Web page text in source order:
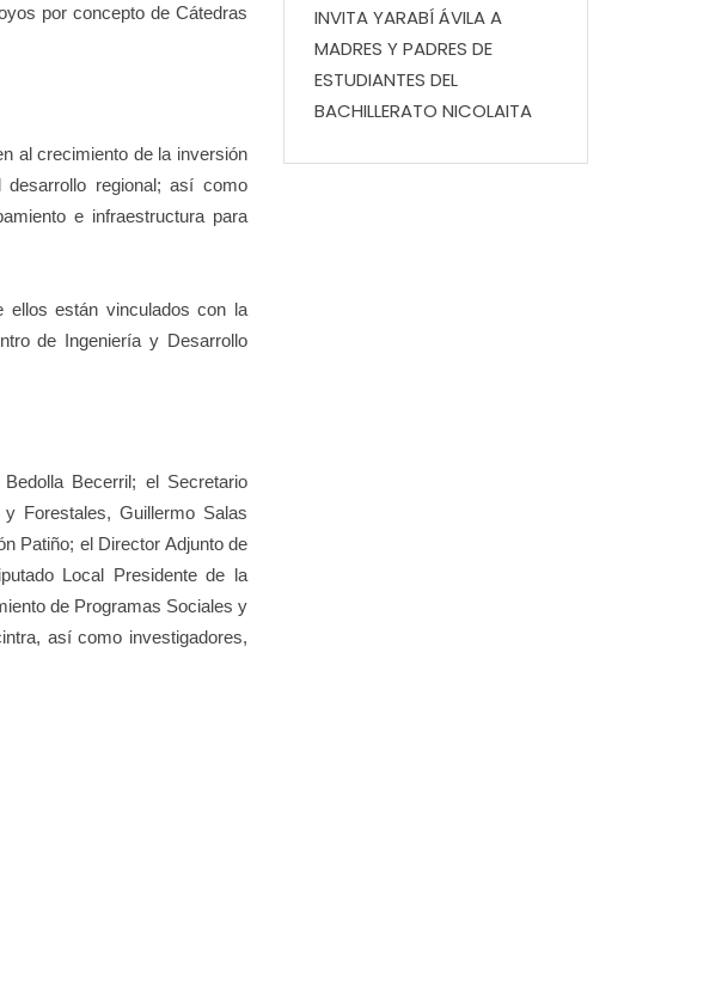
por concepto de Cátedras
al crecimiento de la inversión
regional; así como
e infraestructura para
ellos están vinculados con la
de Ingeniería y Desarrollo
Becerril; el Secretario
Forestales, Guillermo Salas
Patiño; el Director Adjunto de
Local Presidente de la
de Programas Sociales y
así como investigadores,
INVITA YARABÍ ÁVILA A
MADRES Y PADRES DE
ESTUDIANTES DEL
BACHILLERATO NICOLAITA